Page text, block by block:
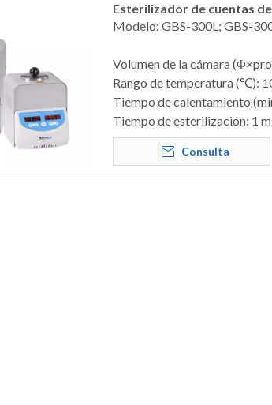
Esterilizador de cuentas
Modelo: GBS-300L; GBS-
Volumen de la cámara
Rango de temperatura (℃):
Tiempo de calentamiento
Tiempo de esterilización: 1
Consulta